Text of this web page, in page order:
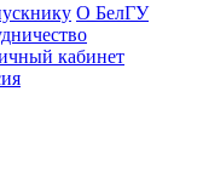
О БелГУ
кабинет